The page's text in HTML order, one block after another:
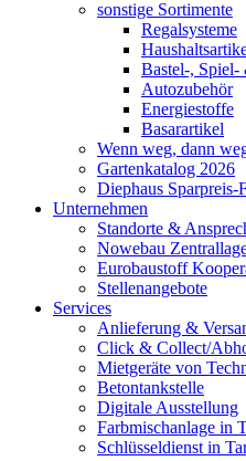
sonstige Sortimente
Regalsysteme
Bastel-, Spiel-
Autozubehör
Energiestoffe
Basarartikel
Wenn weg, dann
Gartenkatalog 2026
Diephaus Sparpreis-
Unternehmen
Standorte &
Nowebau
Eurobaustoff
Stellenangebote
Services
Anlieferung &
Click & Collect/
Mietgeräte von
Betontankstelle
Digitale Ausstellung
Farbmischanlage in
Schlüsseldienst in